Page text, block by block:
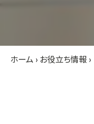
ホーム › お役立ち情報 ›